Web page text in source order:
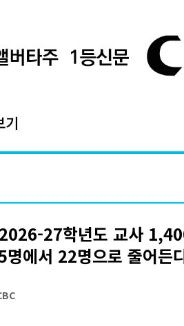
기
27학년도 교사
에서 22명으로 줄어든